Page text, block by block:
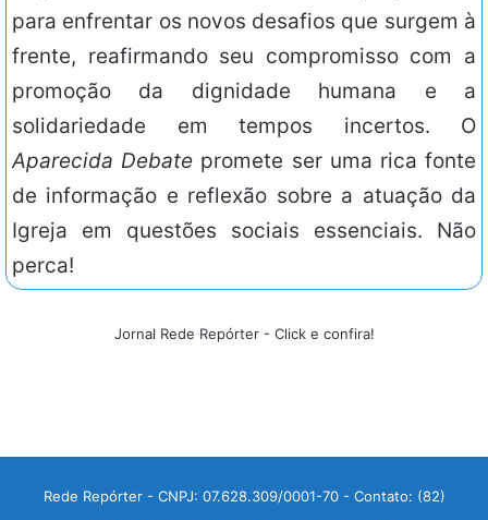
para enfrentar os novos desafios que surgem à
frente, reafirmando seu compromisso com a
promoção da dignidade humana e a
solidariedade em tempos incertos. O
Aparecida Debate promete ser uma rica fonte
de informação e reflexão sobre a atuação da
Igreja em questões sociais essenciais. Não
perca!
Jornal Rede Repórter - Click e confira!
Rede Repórter - CNPJ: 07.628.309/0001-70 - Contato: (82)